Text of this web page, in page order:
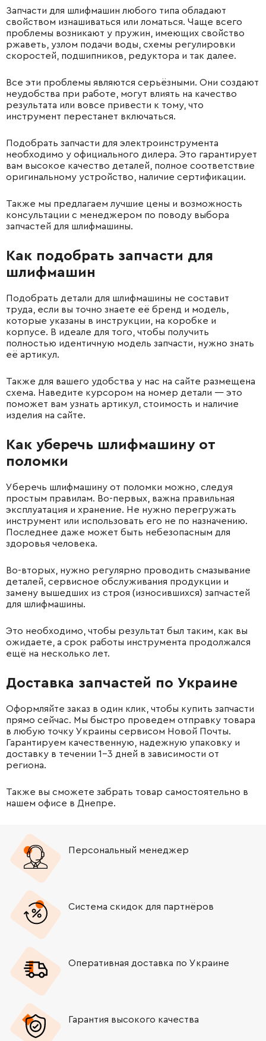
Запчасти для шлифмашин любого типа обладают
свойством изнашиваться или ломаться. Чаще всего
проблемы возникают у пружин, имеющих свойство
ржаветь, узлом подачи воды, схемы регулировки
скоростей, подшипников, редуктора и так далее.
Все эти проблемы являются серьёзными. Они создают
неудобства при работе, могут влиять на качество
результата или вовсе привести к тому, что
инструмент перестанет включаться.
Подобрать запчасти для электроинструмента
необходимо у официального дилера. Это гарантирует
вам высокое качество деталей, полное соответствие
оригинальному устройство, наличие сертификации.
Также мы предлагаем лучшие цены и возможность
консультации с менеджером по поводу выбора
запчастей для шлифмашины.
Как подобрать запчасти для
шлифмашин
Подобрать детали для шлифмашины не составит
труда, если вы точно знаете её бренд и модель,
которые указаны в инструкции, на коробке и
корпусе. В идеале для того, чтобы получить
полностью идентичную модель запчасти, нужно знать
её артикул.
Также для вашего удобства у нас на сайте размещена
схема. Наведите курсором на номер детали — это
поможет вам узнать артикул, стоимость и наличие
изделия на сайте.
Как уберечь шлифмашину от
поломки
Уберечь шлифмашину от поломки можно, следуя
простым правилам. Во-первых, важна правильная
эксплуатация и хранение. Не нужно перегружать
инструмент или использовать его не по назначению.
Последнее даже может быть небезопасным для
здоровья человека.
Во-вторых, нужно регулярно проводить смазывание
деталей, сервисное обслуживания продукции и
замену вышедших из строя (износившихся) запчастей
для шлифмашины.
Это необходимо, чтобы результат был таким, как вы
ожидаете, а срок работы инструмента продолжался
ещё на несколько лет.
Доставка запчастей по Украине
Оформляйте заказ в один клик, чтобы купить запчасти
прямо сейчас. Мы быстро проведем отправку товара
в любую точку Украины сервисом Новой Почты.
Гарантируем качественную, надежную упаковку и
доставку в течении 1-3 дней в зависимости от
региона.
Также вы сможете забрать товар самостоятельно в
нашем офисе в Днепре.
Персональный менеджер
Система скидок для партнёров
Оперативная доставка по Украине
Гарантия высокого качества